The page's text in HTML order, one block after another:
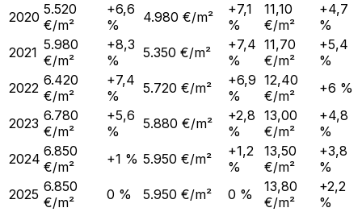
2020 5.520
€/m²
+6,6
%
4.980 €/m²
+7,1
%
11,10
€/m²
+4,7
%
2021 5.980
€/m²
+8,3
%
5.350 €/m²
+7,4
%
11,70
€/m²
+5,4
%
2022 6.420
€/m²
+7,4
%
5.720 €/m²
+6,9
%
12,40
€/m²
+6 %
2023 6.780
€/m²
+5,6
%
5.880 €/m²
+2,8
%
13,00
€/m²
+4,8
%
2024 6.850
€/m²
+1 % 5.950 €/m²
+1,2
%
13,50
€/m²
+3,8
%
2025 6.850
€/m²
0 % 5.950 €/m² 0 %
13,80
€/m²
+2,2
%